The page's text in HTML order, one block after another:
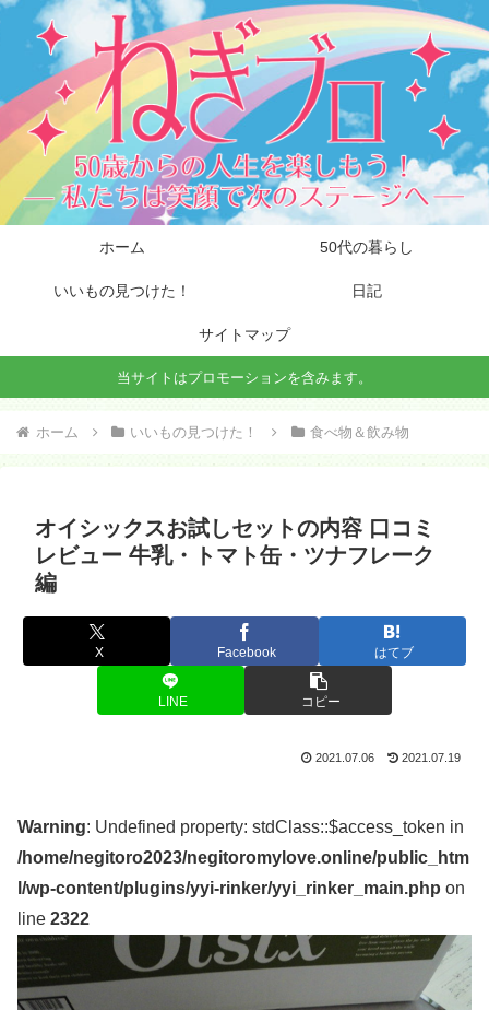
ホーム 50代の暮らし
いいもの見つけた！ 日記
サイトマップ
当サイトはプロモーションを含みます。
ホーム いいもの見つけた！ 食べ物＆飲み物
オイシックスお試しセットの内容 口コミ
レビュー 牛乳・トマト缶・ツナフレーク
編
X Facebook はてブ
LINE コピー
2021.07.06 2021.07.19
Warning: Undefined property: stdClass::$access_token in
/home/negitoro2023/negitoromylove.online/public_htm
l/wp-content/plugins/yyi-rinker/yyi_rinker_main.php on
line 2322